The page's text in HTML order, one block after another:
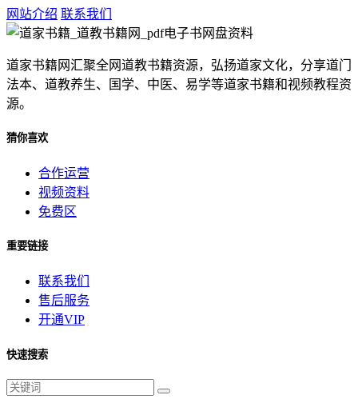
网站介绍 联系我们
道家书籍网汇聚全网道教书籍资源，弘扬道家文化，分享道门
法本、道教养生、国学、中医、易学等道家书籍和视频教程资
源。
猜你喜欢
合作运营
视频资料
免费区
重要链接
联系我们
售后服务
开通VIP
快速搜索